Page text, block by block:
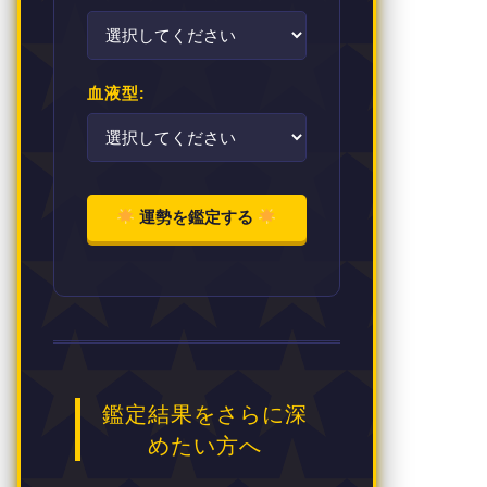
血液型:
運勢を鑑定する
鑑定結果をさらに深
めたい方へ